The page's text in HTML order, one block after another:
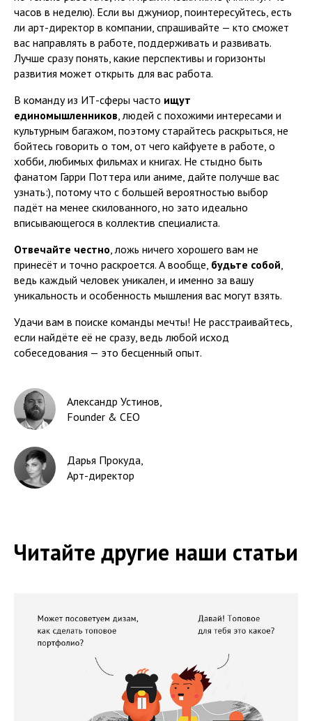
Александр Устинов,
Founder & CEO
Дарья Прокуда,
Арт-директор
часов в неделю). Если вы джуниор, поинтересуйтесь, есть
ли арт-директор в компании, спрашивайте — кто сможет
вас направлять в работе, поддерживать и развивать.
Лучше сразу понять, какие перспективы и горизонты
развития может открыть для вас работа.
В команду из ИТ-сферы часто ищут
единомышленников, людей с похожими интересами и
культурным багажом, поэтому старайтесь раскрыться, не
бойтесь говорить о том, от чего кайфуете в работе, о
хобби, любимых фильмах и книгах. Не стыдно быть
фанатом Гарри Поттера или аниме, дайте получше вас
узнать:), потому что с большей вероятностью выбор
падёт на менее скилованного, но зато идеально
вписывающегося в коллектив специалиста.
Отвечайте честно, ложь ничего хорошего вам не
принесёт и точно раскроется. А вообще, будьте собой,
ведь каждый человек уникален, и именно за вашу
уникальность и особенность мышления вас могут взять.
Удачи вам в поиске команды мечты! Не расстраивайтесь,
если найдёте её не сразу, ведь любой исход
собеседования — это бесценный опыт.
Читайте другие наши статьи